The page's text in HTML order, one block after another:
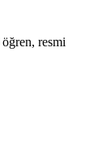
resmi